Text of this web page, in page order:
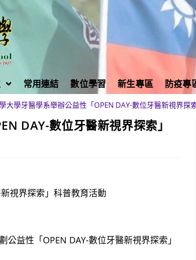
常用連結 數位學習 新生專區 防疫專
大學牙醫學系舉辦公益性「OPEN DAY-數位牙醫新視界探
DAY-數位牙醫新視界探索」
視界探索」科普教育活動
益性「OPEN DAY-數位牙醫新視界探索」